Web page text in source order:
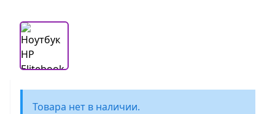
Товара нет в наличии.